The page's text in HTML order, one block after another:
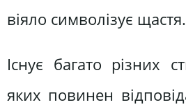
віяло символізує щастя.
Існує багато різних
яких повинен